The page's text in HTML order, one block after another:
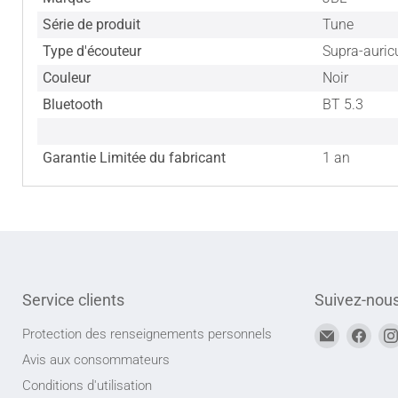
Série de produit
Tune
Type d'écouteur
Supra-
Couleur
Noir
Bluetooth
BT 5.3
Garantie Limitée du fabricant 1 an
Service clients
Protection des renseignements personnels
Avis aux consommateurs
Conditions d'utilisation
Suivez-
Trouvez-